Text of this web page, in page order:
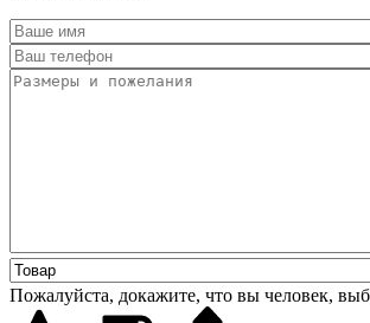
Пожалуйста, докажите, что вы человек,